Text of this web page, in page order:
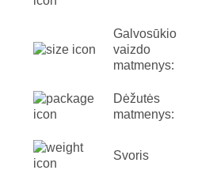
Galvosūkio
vaizdo
matmenys:
Dėžutės
matmenys:
Svoris